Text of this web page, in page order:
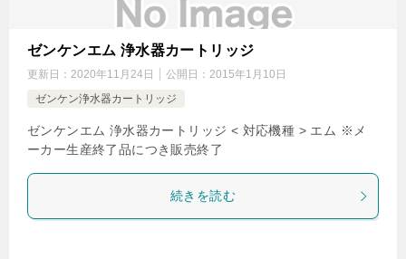
ゼンケンエム 浄水器カートリッジ
更新日： 2020年11月24日 公開日： 2015年1月10日
ゼンケン浄水器カートリッジ
ゼンケンエム 浄水器カートリッジ < 対応機種 > エム ※メ
ーカー生産終了品につき販売終了
続きを読む